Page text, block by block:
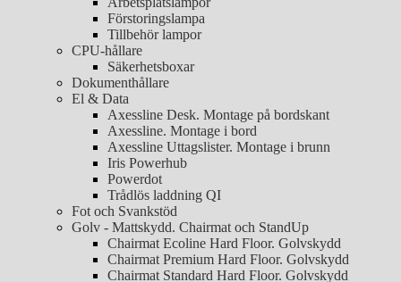
Förstoringslampa
Tillbehör lampor
CPU-hållare
Säkerhetsboxar
Dokumenthållare
El & Data
Axessline Desk. Montage på bordskant
Axessline. Montage i bord
Axessline Uttagslister. Montage i brunn
Iris Powerhub
Powerdot
Trådlös laddning QI
Fot och Svankstöd
Golv - Mattskydd. Chairmat och StandUp
Chairmat Ecoline Hard Floor. Golvskydd
Chairmat Premium Hard Floor. Golvskydd
Chairmat Standard Hard Floor. Golvskydd